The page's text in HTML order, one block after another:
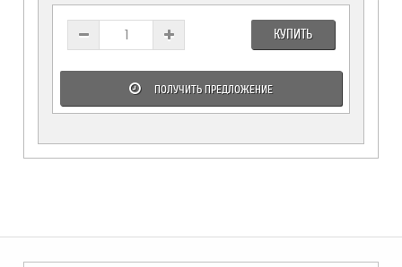
КУПИТЬ
ПОЛУЧИТЬ ПРЕДЛОЖЕНИЕ